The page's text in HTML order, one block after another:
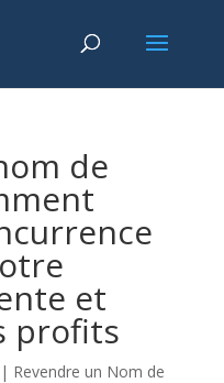
de
et
profits
| Revendre un Nom de